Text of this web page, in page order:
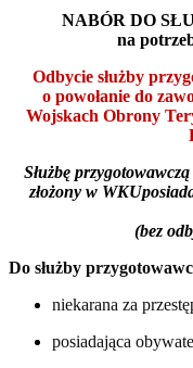
NABÓR DO
na
Odbycie służby
o powołanie do
Wojskach Obrony
Służbę
złożony w WKU
(bez
Do służby
niekarana za
posiadająca